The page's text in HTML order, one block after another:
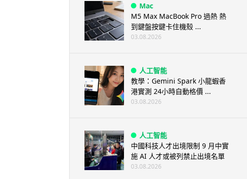
Mac
M5 Max MacBook Pro 過熱 熱
到鍵盤按鍵卡住機殼 ...
03.08.2026
人工智能
教學：Gemini Spark 小龍蝦香
港實測 24小時自動格價 ...
03.08.2026
人工智能
中國科技人才出境限制 9 月中實
施 AI 人才或被列禁止出境名單
03.08.2026